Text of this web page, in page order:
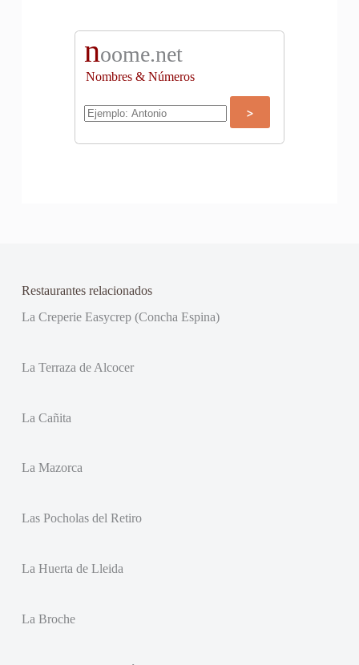
noome.net
Nombres & Números
Restaurantes relacionados
La Creperie Easycrep (Concha Espina)
La Terraza de Alcocer
La Cañita
La Mazorca
Las Pocholas del Retiro
La Huerta de Lleida
La Broche